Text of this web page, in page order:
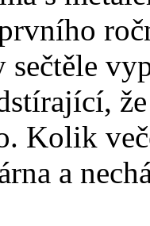
sečtěle
Kolik
a